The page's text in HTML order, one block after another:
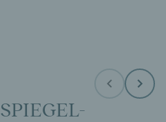
Before Next